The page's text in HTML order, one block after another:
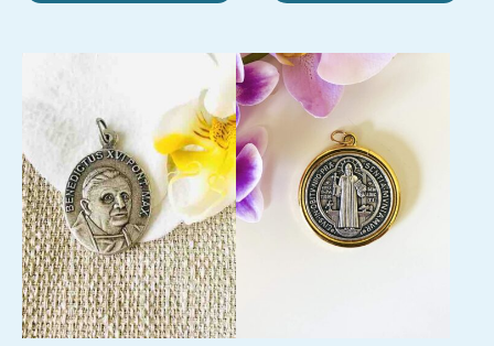
mehrere
auf.
Die
Optionen
können
auf
der
Produktseite
gewählt